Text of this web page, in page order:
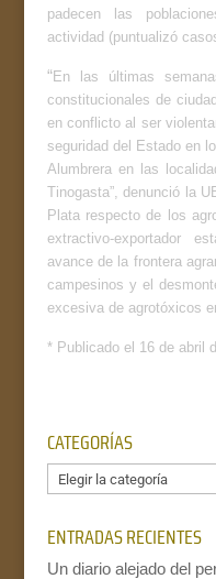
padecen las
actividad (puntualizó
“En las últimas
constitucionales de
en conflicto al ser
seguridad del Estado en
Alumbrera en las
Tinogasta”, denunció la
Plata respecto de los
extractivo-exportador
avance de la frontera
campesinos y el
excesiva de agrotóxicos
* Publicado el 16 de abril
CATEGORÍAS
Categorías
ENTRADAS RECIENTES
Un diario alejado del